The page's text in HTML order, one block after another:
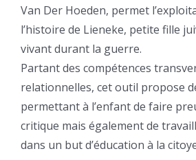
Van Der Hoeden, permet
l’histoire de Lieneke, petite fille
vivant durant la guerre.
Partant des compétences
relationnelles, cet outil propose
permettant à l’enfant de faire
critique mais également de
dans un but d’éducation à la